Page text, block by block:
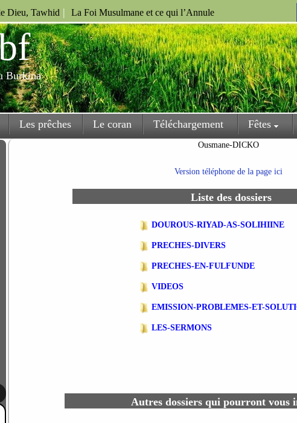
Dieu, Tawhid | La Foi Musulmane et ce qui l’Annule
Burkina
Les prêches Le coran Téléchargement Fêtes
Ousmane-DICKO
Version téléphone de la page ici
Liste des dossiers
DOUROUS-RIYAD-AS-SOLIHIINE
PRECHES-DIVERS
PRECHES-EN-FULFUNDE
VIDEOS
EMISSION-PROBLEMES-ET-
LES-SERMONS
Autres dossiers qui pourront vous